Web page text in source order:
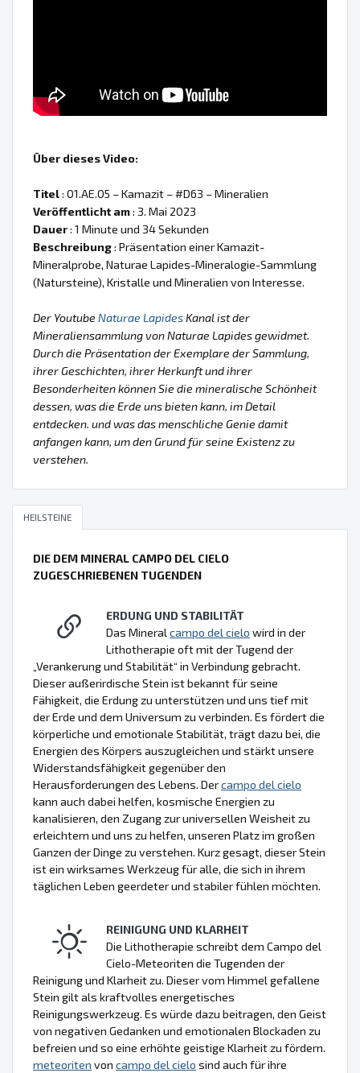
Über dieses Video:
Titel: 01.AE.05 – Kamazit – #D63 – Mineralien
Veröffentlicht am: 3. Mai 2023
Dauer: 1 Minute und 34 Sekunden
Beschreibung: Präsentation einer Kamazit-
Mineralprobe, Naturae Lapides-Mineralogie-Sammlung
(Natursteine), Kristalle und Mineralien von Interesse.
Der Youtube Naturae LapidesKanal ist der
Mineraliensammlung von Naturae Lapides gewidmet.
Durch die Präsentation der Exemplare der Sammlung,
ihrer Geschichten, ihrer Herkunft und ihrer
Besonderheiten können Sie die mineralische Schönheit
dessen, was die Erde uns bieten kann, im Detail
entdecken. und was das menschliche Genie damit
anfangen kann, um den Grund für seine Existenz zu
verstehen.
HEILSTEINE
DIE DEM MINERAL CAMPO DEL CIELO
ZUGESCHRIEBENEN TUGENDEN
ERDUNG UND STABILITÄT
Das Mineralcampo del cielo wird in der
Lithotherapie oft mit der Tugend der
„Verankerung und Stabilität“ in Verbindung gebracht.
Dieser außerirdische Stein ist bekannt für seine
Fähigkeit, die Erdung zu unterstützen und uns tief mit
der Erde und dem Universum zu verbinden. Es fördert die
körperliche und emotionale Stabilität, trägt dazu bei, die
Energien des Körpers auszugleichen und stärkt unsere
Widerstandsfähigkeit gegenüber den
Herausforderungen des Lebens. Dercampo del cielo
kann auch dabei helfen, kosmische Energien zu
kanalisieren, den Zugang zur universellen Weisheit zu
erleichtern und uns zu helfen, unseren Platz im großen
Ganzen der Dinge zu verstehen. Kurz gesagt, dieser Stein
ist ein wirksames Werkzeug für alle, die sich in ihrem
täglichen Leben geerdeter und stabiler fühlen möchten.
REINIGUNG UND KLARHEIT
Die Lithotherapie schreibt dem Campo del
Cielo-Meteoriten die Tugenden der
Reinigung und Klarheit zu. Dieser vom Himmel gefallene
Stein gilt als kraftvolles energetisches
Reinigungswerkzeug. Es würde dazu beitragen, den Geist
von negativen Gedanken und emotionalen Blockaden zu
befreien und so eine erhöhte geistige Klarheit zu fördern.
meteoriten von campo del cielo sind auch für ihre